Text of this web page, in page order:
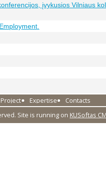
įvykusios Vilniaus
Project Expertise
Contacts
Site is running on KUSoftas